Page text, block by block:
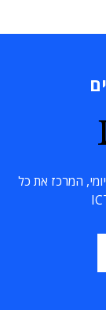
המרכז את כל